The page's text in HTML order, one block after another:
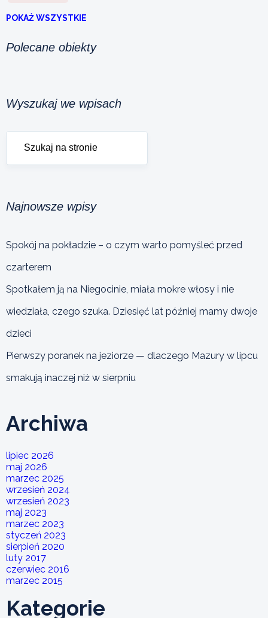
POKAŻ WSZYSTKIE
Polecane obiekty
Wyszukaj we wpisach
Najnowsze wpisy
Spokój na pokładzie – o czym warto pomyśleć przed
czarterem
Spotkałem ją na Niegocinie, miała mokre włosy i nie
wiedziała, czego szuka. Dziesięć lat później mamy dwoje
dzieci
Pierwszy poranek na jeziorze — dlaczego Mazury w lipcu
smakują inaczej niż w sierpniu
Archiwa
lipiec 2026
maj 2026
marzec 2025
wrzesień 2024
wrzesień 2023
maj 2023
marzec 2023
styczeń 2023
sierpień 2020
luty 2017
czerwiec 2016
marzec 2015
Kategorie